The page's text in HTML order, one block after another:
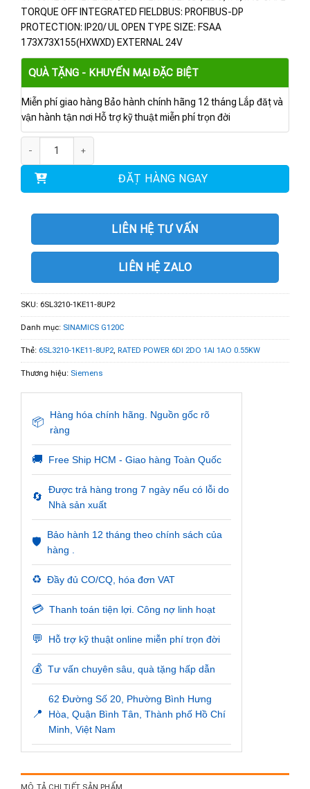
TORQUE OFF INTEGRATED FIELDBUS: PROFIBUS-DP
PROTECTION: IP20/ UL OPEN TYPE SIZE: FSAA
173X73X155(HXWXD) EXTERNAL 24V
QUÀ TẶNG - KHUYẾN MẠI ĐẶC BIỆT
Miễn phí giao hàng Bảo hành chính hãng 12 tháng Lắp đặt và
vận hành tận nơi Hỗ trợ kỹ thuật miễn phí trọn đời
ĐẶT HÀNG NGAY
LIÊN HỆ TƯ VẤN
LIÊN HỆ ZALO
SKU: 6SL3210-1KE11-8UP2
Danh mục: SINAMICS G120C
Thẻ: 6SL3210-1KE11-8UP2, RATED POWER 6DI 2DO 1AI 1AO 0.55KW
Thương hiệu: Siemens
📦
Hàng hóa chính hãng. Nguồn gốc rõ
ràng
🚚 Free Ship HCM - Giao hàng Toàn Quốc
🔄
Được trả hàng trong 7 ngày nếu có lỗi do
Nhà sản xuất
🛡️
Bảo hành 12 tháng theo chính sách của
hàng .
♻️ Đầy đủ CO/CQ, hóa đơn VAT
💳 Thanh toán tiện lợi. Công nợ linh hoạt
💬 Hỗ trợ kỹ thuật online miễn phí trọn đời
💰 Tư vấn chuyên sâu, quà tặng hấp dẫn
📍
62 Đường Số 20, Phường Bình Hưng
Hòa, Quận Bình Tân, Thành phố Hồ Chí
Minh, Việt Nam
MÔ TẢ CHI TIẾT SẢN PHẨM